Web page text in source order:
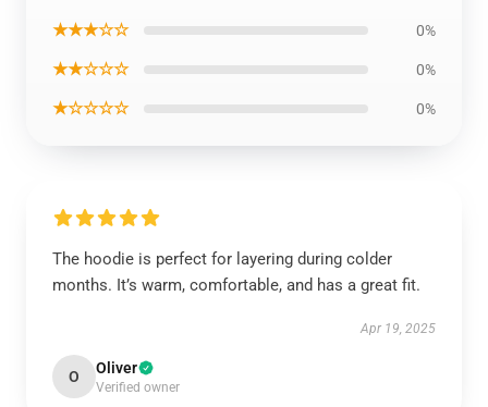
★★★☆☆ 0%
★★☆☆☆ 0%
★☆☆☆☆ 0%
The hoodie is perfect for layering during colder
months. It’s warm, comfortable, and has a great fit.
Apr 19, 2025
O Oliver
Verified owner